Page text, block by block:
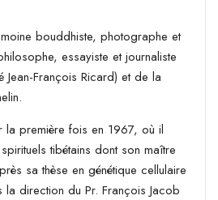
bouddhiste, photographe et
essayiste et journaliste
Jean-François Ricard) et de la
la première fois en 1967, où il
tibétains dont son maître
sa thèse en génétique cellulaire
la direction du Pr. François Jacob